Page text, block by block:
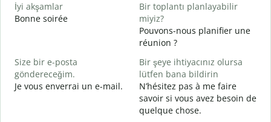
İyi akşamlar
Bonne soirée
Bir toplantı planlayabilir
miyiz?
Pouvons-nous planifier une
réunion ?
Size bir e-posta
göndereceğim.
Je vous enverrai un e-mail.
Bir şeye ihtiyacınız olursa
lütfen bana bildirin
N’hésitez pas à me faire
savoir si vous avez besoin de
quelque chose.